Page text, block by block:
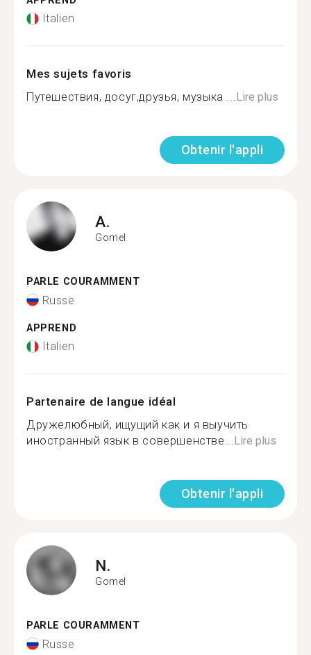
Italien
Mes sujets favoris
Путешествия, досуг,друзья, музыка ...Lire plus
Obtenir l'appli
A.
Gomel
PARLE COURAMMENT
Russe
APPREND
Italien
Partenaire de langue idéal
Дружелюбный, ищущий как и я выучить
иностранный язык в совершенстве...Lire plus
Obtenir l'appli
N.
Gomel
PARLE COURAMMENT
Russe